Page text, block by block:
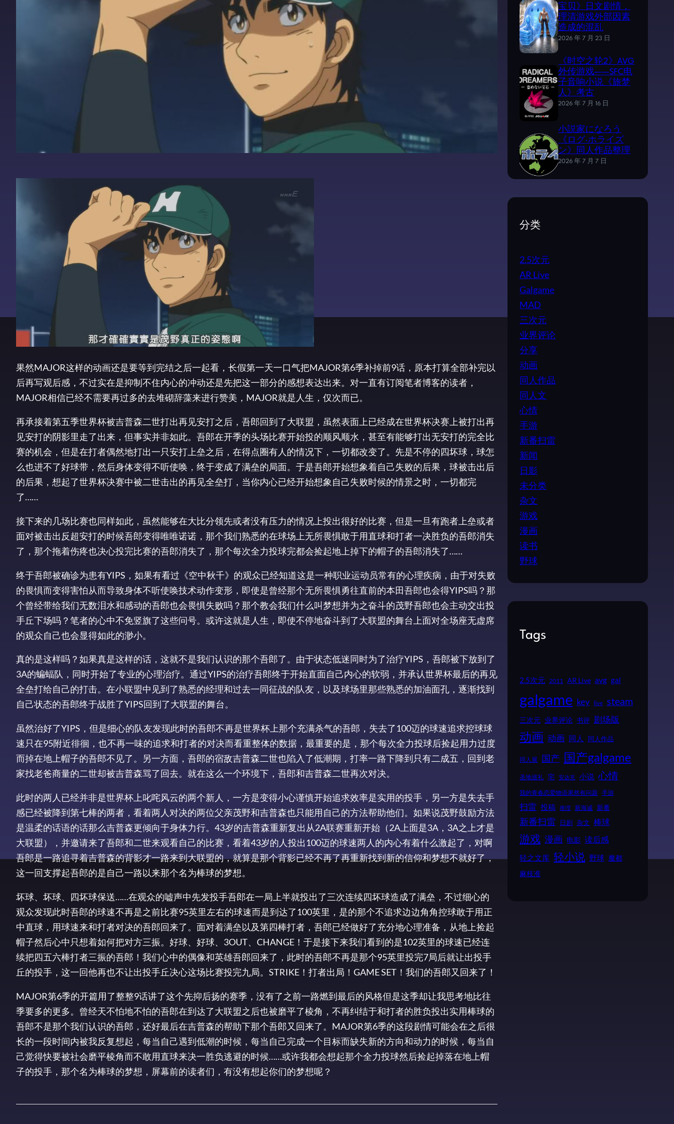
果然MAJOR这样的动画还是要等到完结之后一起看，长假第一天一口气把MAJOR第6季补掉前9话，原本打算全部补完以
后再写观后感，不过实在是抑制不住内心的冲动还是先把这一部分的感想表达出来。对一直有订阅笔者博客的读者，
MAJOR相信已经不需要再过多的去堆砌辞藻来进行赞美，MAJOR就是人生，仅次而已。
再承接着第五季世界杯被吉普森二世打出再见安打之后，吾郎回到了大联盟，虽然表面上已经成在世界杯决赛上被打出再
见安打的阴影里走了出来，但事实并非如此。吾郎在开季的头场比赛开始投的顺风顺水，甚至有能够打出无安打的完全比
赛的机会，但是在打者偶然地打出一只安打上垒之后，在得点圈有人的情况下，一切都改变了。先是不停的四坏球，球怎
么也进不了好球带，然后身体变得不听使唤，终于变成了满垒的局面。于是吾郎开始想象着自己失败的后果，球被击出后
的后果，想起了世界杯决赛中被二世击出的再见全垒打，当你内心已经开始想象自己失败时候的情景之时，一切都完
了……
接下来的几场比赛也同样如此，虽然能够在大比分领先或者没有压力的情况上投出很好的比赛，但是一旦有跑者上垒或者
面对被击出反超安打的时候吾郎变得唯唯诺诺，那个我们熟悉的在球场上无所畏惧敢于用直球和打者一决胜负的吾郎消失
了，那个拖着伤疼也决心投完比赛的吾郎消失了，那个每次全力投球完都会捡起地上掉下的帽子的吾郎消失了……
终于吾郎被确诊为患有YIPS，如果有看过《空中秋千》的观众已经知道这是一种职业运动员常有的心理疾病，由于对失败
的畏惧而变得害怕从而导致身体不听使唤技术动作变形，即使是曾经那个无所畏惧勇往直前的本田吾郎也会得YIPS吗？那
个曾经带给我们无数泪水和感动的吾郎也会畏惧失败吗？那个教会我们什么叫梦想并为之奋斗的茂野吾郎也会主动交出投
手丘下场吗？笔者的心中不免竖旗了这些问号。或许这就是人生，即使不停地奋斗到了大联盟的舞台上面对全场座无虚席
的观众自己也会显得如此的渺小。
真的是这样吗？如果真是这样的话，这就不是我们认识的那个吾郎了。由于状态低迷同时为了治疗YIPS，吾郎被下放到了
3A的蝙蝠队，同时开始了专业的心理治疗。通过YIPS的治疗吾郎终于开始直面自己内心的软弱，并承认世界杯最后的再见
全垒打给自己的打击。在小联盟中见到了熟悉的经理和过去一同征战的队友，以及球场里那些熟悉的加油面孔，逐渐找到
自己状态的吾郎终于战胜了YIPS回到了大联盟的舞台。
虽然治好了YIPS，但是细心的队友发现此时的吾郎不再是世界杯上那个充满杀气的吾郎，失去了100迈的球速追求控球球
速只在95附近徘徊，也不再一味的追求和打者的对决而看重整体的数据，最重要的是，那个每次全力投球后捡起用力过度
而掉在地上帽子的吾郎不见了。另一方面，吾郎的宿敌吉普森二世也陷入了低潮期，打率一路下降到只有二成五，回到老
家找老爸商量的二世却被吉普森骂了回去。就在这么一个环境下，吾郎和吉普森二世再次对决。
此时的两人已经并非是世界杯上叱咤风云的两个新人，一方是变得小心谨慎开始追求效率是实用的投手，另一方是失去手
感已经被降到第七棒的两者，看着两人对决的两位父亲茂野和吉普森也只能用自己的方法帮助他们。如果说茂野鼓励方法
是温柔的话语的话那么吉普森更倾向于身体力行。43岁的吉普森重新复出从2A联赛重新开始（2A上面是3A，3A之上才是
大联盟），并邀请来了吾郎和二世来观看自己的比赛，看着43岁的人投出100迈的球速两人的内心有着什么激起了，对啊
吾郎是一路追寻着吉普森的背影才一路来到大联盟的，就算是那个背影已经不再了再重新找到新的信仰和梦想不就好了，
这一回支撑起吾郎的是自己一路以来那个名为棒球的梦想。
坏球、坏球、四坏球保送……在观众的嘘声中先发投手吾郎在一局上半就投出了三次连续四坏球造成了满垒，不过细心的
观众发现此时吾郎的球速不再是之前比赛95英里左右的球速而是到达了100英里，是的那个不追求边边角角控球敢于用正
中直球，用球速来和打者对决的吾郎回来了。面对着满垒以及第四棒打者，吾郎已经做好了充分地心理准备，从地上捡起
帽子然后心中只想着如何把对方三振。好球、好球、3OUT、CHANGE！于是接下来我们看到的是102英里的球速已经连
续把四五六棒打者三振的吾郎！我们心中的偶像和英雄吾郎回来了，此时的吾郎不再是那个95英里投完7局后就让出投手
丘的投手，这一回他再也不让出投手丘决心这场比赛投完九局。STRIKE！打者出局！GAME SET！我们的吾郎又回来了！
MAJOR第6季的开篇用了整整9话讲了这个先抑后扬的赛季，没有了之前一路燃到最后的风格但是这季却让我思考地比往
季要多的更多。曾经天不怕地不怕的吾郎在到达了大联盟之后也被磨平了棱角，不再纠结于和打者的胜负投出实用棒球的
吾郎不是那个我们认识的吾郎，还好最后在吉普森的帮助下那个吾郎又回来了。MAJOR第6季的这段剧情可能会在之后很
长的一段时间内被我反复想起，每当自己遇到低潮的时候，每当自己完成一个目标而缺失新的方向和动力的时候，每当自
己觉得快要被社会磨平棱角而不敢用直球来决一胜负逃避的时候……或许我都会想起那个全力投球然后捡起掉落在地上帽
子的投手，那个名为棒球的梦想，屏幕前的读者们，有没有想起你们的梦想呢？
宝贝》日文剧情，
理清游戏外部因素
造成的混乱
2026 年 7 月 23 日
《时空之轮2》AVG
外传游戏——SFC电
子音响小说《旅梦
人》考古
2026 年 7 月 16 日
小説家になろう
《ログ·ホライズ
ン》同人作品整理
2026 年 7 月 7 日
分类
2.5次元
AR Live
Galgame
MAD
三次元
业界评论
分享
动画
同人作品
同人文
心情
手游
新番扫雷
新闻
日影
未分类
杂文
游戏
漫画
读书
野球
Tags
2.5次元 2011 AR Live avg gal
galgame key live steam
三次元 业界评论 书评 剧场版
动画 动画 同人 同人作品
同人展 国产 国产galgame
圣地巡礼 宅 安达充 小说 心情
我的青春恋爱物语果然有问题 手游
扫雷 投稿 推理 新海诚 新番
新番扫雷 日剧 杂文 棒球
游戏 漫画 电影 读后感
轻之文库 轻小说 野球 魔都
麻枝准